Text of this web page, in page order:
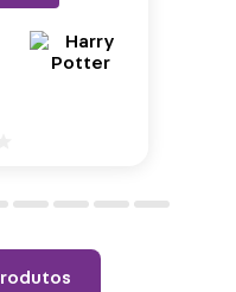
Comprimento:
de 110°